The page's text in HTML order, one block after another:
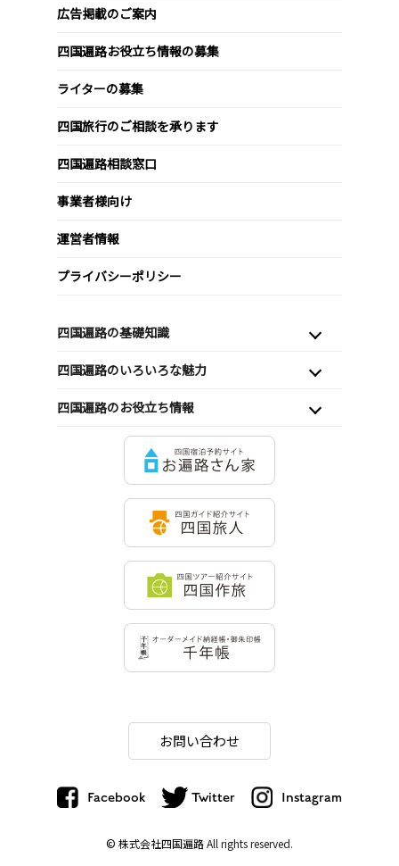
広告掲載のご案内
四国遍路お役立ち情報の募集
ライターの募集
四国旅行のご相談を承ります
四国遍路相談窓口
事業者様向け
運営者情報
プライバシーポリシー
四国遍路の基礎知識
四国遍路のいろいろな魅力
四国遍路のお役立ち情報
お問い合わせ
Facebook Twitter Instagram
© 株式会社四国遍路All rights reserved.